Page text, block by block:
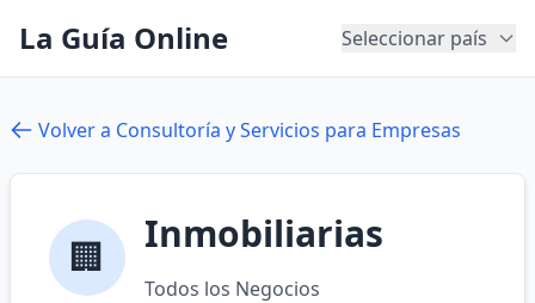
La Guía Online Seleccionar país
Volver a Consultoría y Servicios para Empresas
🏢 Inmobiliarias
Todos los Negocios